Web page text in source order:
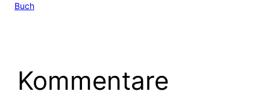
Buch
Kommentare